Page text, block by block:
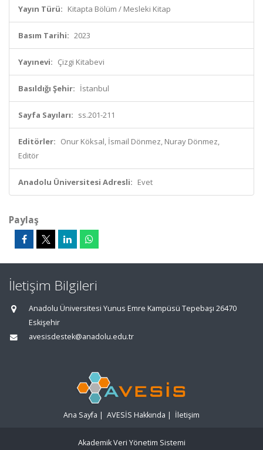
Yayın Türü: Kitapta Bölüm / Mesleki Kitap
Basım Tarihi: 2023
Yayınevi: Çizgi Kitabevi
Basıldığı Şehir: İstanbul
Sayfa Sayıları: ss.201-211
Editörler: Onur Köksal, İsmail Dönmez, Nuray Dönmez,
Editör
Anadolu Üniversitesi Adresli: Evet
Paylaş
İletişim Bilgileri
Anadolu Üniversitesi Yunus Emre Kampüsü Tepebaşı 26470
Eskişehir
avesisdestek@anadolu.edu.tr
Ana Sayfa | AVESİS Hakkında | İletişim
Akademik Veri Yönetim Sistemi